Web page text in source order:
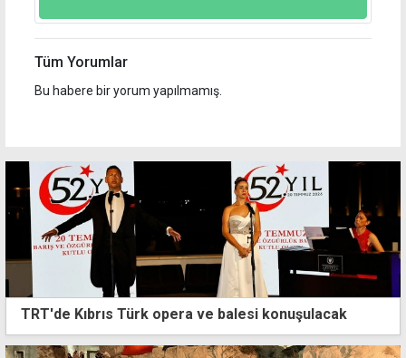
Tüm Yorumlar
Bu habere bir yorum yapılmamış.
TRT'de Kıbrıs Türk opera ve balesi konuşulacak